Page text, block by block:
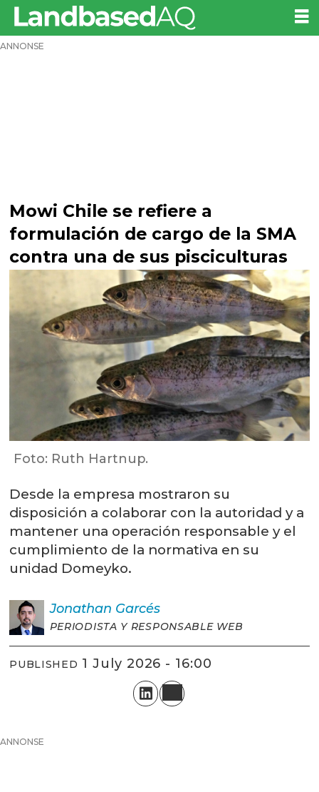
ANNONSE
Mowi Chile se refiere a
formulación de cargo de la SMA
contra una de sus pisciculturas
Foto: Ruth Hartnup.
Desde la empresa mostraron su
disposición a colaborar con la autoridad y a
mantener una operación responsable y el
cumplimiento de la normativa en su
unidad Domeyko.
Jonathan Garcés
PERIODISTA Y RESPONSABLE WEB
PUBLISHED 1 July 2026 - 16:00
ANNONSE